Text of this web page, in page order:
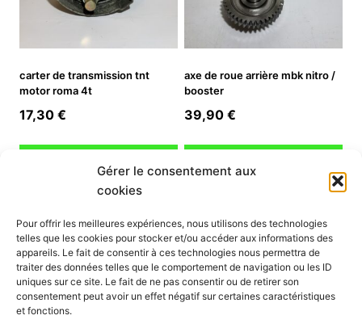
Gérer le consentement aux
cookies
Pour offrir les meilleures expériences, nous utilisons des technologies
telles que les cookies pour stocker et/ou accéder aux informations des
appareils. Le fait de consentir à ces technologies nous permettra de
traiter des données telles que le comportement de navigation ou les ID
uniques sur ce site. Le fait de ne pas consentir ou de retirer son
consentement peut avoir un effet négatif sur certaines caractéristiques
et fonctions.
carter de transmission tnt
motor roma 4t
17,30 €
axe de roue arrière mbk nitro /
booster
39,90 €
INFORMATION
Mon compte
Nous contacter
Mode paiement
Nos services